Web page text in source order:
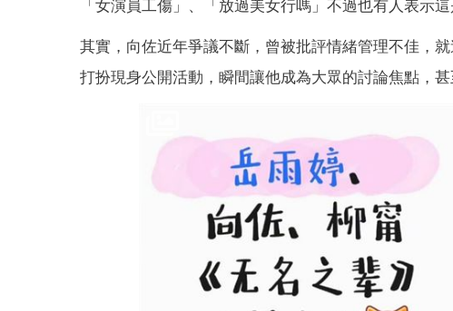
「女演員工傷」、「放過美女行嗎」不過也有人表示
其實，向佐近年爭議不斷，曾被批評情緒管理不佳，
打扮現身公開活動，瞬間讓他成為大眾的討論焦點，